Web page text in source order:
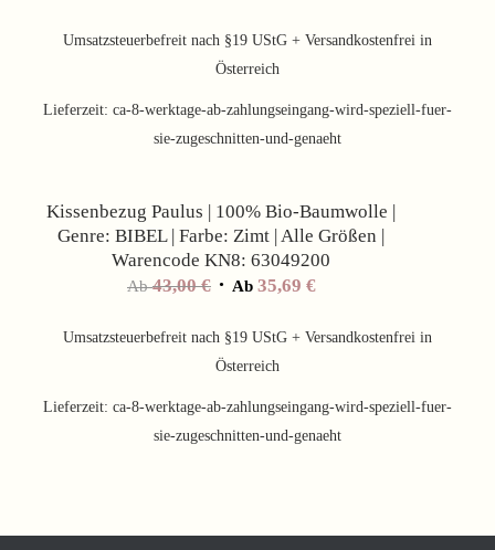
Umsatzsteuerbefreit nach §19 UStG + Versandkostenfrei in
Österreich
Lieferzeit: ca-8-werktage-ab-zahlungseingang-wird-speziell-fuer-
sie-zugeschnitten-und-genaeht
Kissenbezug Paulus | 100% Bio-Baumwolle |
Genre: BIBEL | Farbe: Zimt | Alle Größen |
Warencode KN8: 63049200
Ab43,00€ Ab 35,69 €
Umsatzsteuerbefreit nach §19 UStG + Versandkostenfrei in
Österreich
Lieferzeit: ca-8-werktage-ab-zahlungseingang-wird-speziell-fuer-
sie-zugeschnitten-und-genaeht